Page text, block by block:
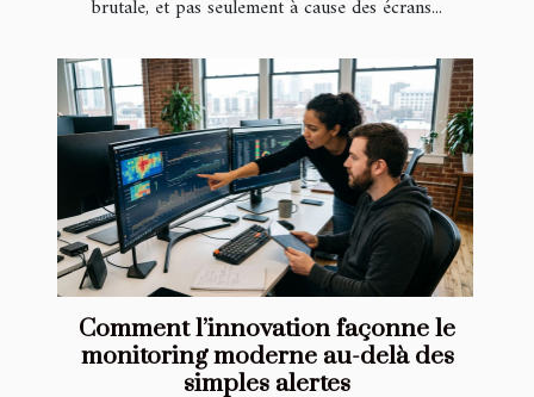
brutale, et pas seulement à cause des écrans...
Comment l’innovation façonne le
monitoring moderne au-delà des
simples alertes